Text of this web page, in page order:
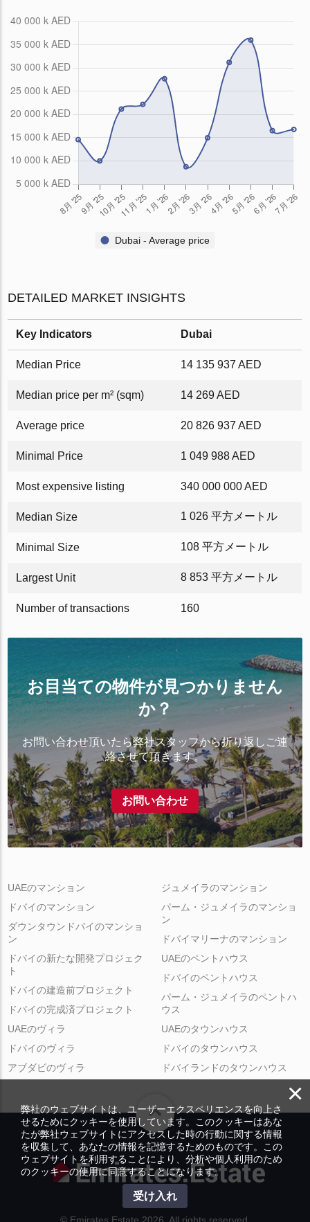
Dubai - Average price
DETAILED MARKET INSIGHTS
Key Indicators Dubai
Median Price 14 135 937 AED
Median price per m² (sqm) 14 269 AED
Average price 20 826 937 AED
Minimal Price 1 049 988 AED
Most expensive listing 340 000 000 AED
Median Size 1 026 平方メートル
Minimal Size 108 平方メートル
Largest Unit 8 853 平方メートル
Number of transactions 160
お目当ての物件が見つかりません
か？
お問い合わせ頂いたら弊社スタッフから折り返しご連
絡させて頂きます。
お問い合わせ
UAEのマンション
ドバイのマンション
ダウンタウンドバイのマンショ
ン
ジュメイラのマンション
パーム・ジュメイラのマンショ
ン
ドバイマリーナのマンション
ドバイの新たな開発プロジェク
ト
ドバイの建造前プロジェクト
ドバイの完成済プロジェクト
UAEのペントハウス
ドバイのペントハウス
パーム・ジュメイラのペントハ
ウス
UAEのヴィラ
ドバイのヴィラ
アブダビのヴィラ
UAEのタウンハウス
ドバイのタウンハウス
ドバイランドのタウンハウス
×
弊社のウェブサイトは、ユーザーエクスペリエンスを向上さ
せるためにクッキーを使用しています。このクッキーはあな
たが弊社ウェブサイトにアクセスした時の行動に関する情報
を収集して、あなたの情報を記憶するためのものです。この
ウェブサイトを利用することにより、分析や個人利用のため
のクッキーの使用に同意することになります。
受け入れ